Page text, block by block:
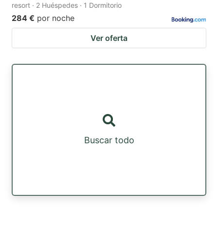
resort · 2 Huéspedes · 1 Dormitorio
284 € por noche
Ver oferta
Buscar todo